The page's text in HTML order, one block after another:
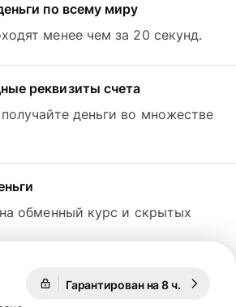
по всему миру
менее чем за 20 секунд.
реквизиты счета
деньги во множестве
обменный курс и скрытых
Гарантирован на 8 ч.